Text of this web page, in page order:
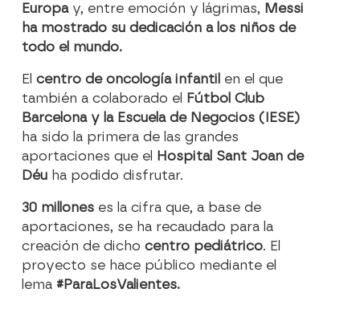
Europa y, entre emoción y lágrimas, Messi
ha mostrado su dedicación a los niños de
todo el mundo.
Elcentro de oncología infantil en el que
también a colaborado el Fútbol Club
Barcelona y la Escuela de Negocios (IESE)
ha sido la primera de las grandes
aportaciones que el Hospital Sant Joan de
Déu ha podido disfrutar.
30 millones es la cifra que, a base de
aportaciones, se ha recaudado para la
creación de dicho centro pediátrico. El
proyecto se hace público mediante el
lema #ParaLosValientes.